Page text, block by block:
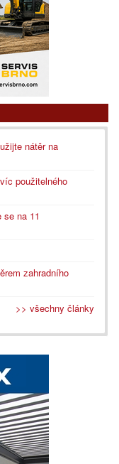
nátěr na
použitelného
na 11
zahradního
>> všechny články